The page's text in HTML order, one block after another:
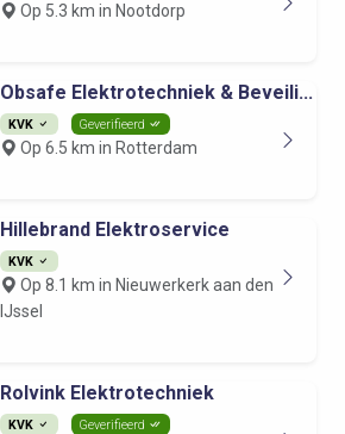
Op 5.3 km in Nootdorp
Obsafe Elektrotechniek & Beveili...
KVK Geverifieerd
Op 6.5 km in Rotterdam
Hillebrand Elektroservice
KVK
Op 8.1 km in Nieuwerkerk aan den
IJssel
Rolvink Elektrotechniek
KVK Geverifieerd